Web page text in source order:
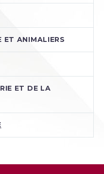
ET ANIMALIERS
ET DE LA